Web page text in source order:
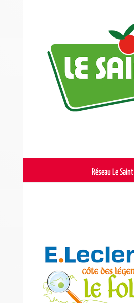
Réseau Le Saint